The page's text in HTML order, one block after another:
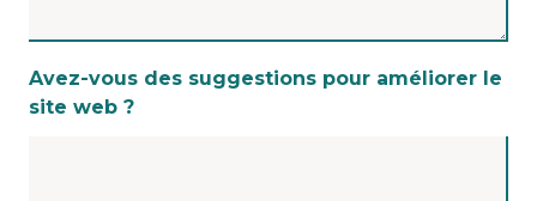
Avez-vous des suggestions pour améliorer le
site web ?